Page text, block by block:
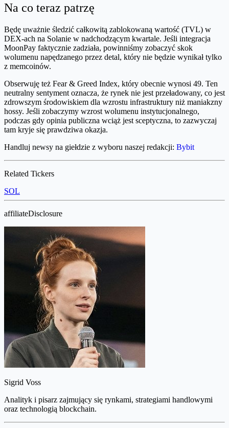
Na co teraz patrzę
Będę uważnie śledzić całkowitą zablokowaną wartość (TVL) w
DEX-ach na Solanie w nadchodzącym kwartale. Jeśli integracja
MoonPay faktycznie zadziała, powinniśmy zobaczyć skok
wolumenu napędzanego przez detal, który nie będzie wynikał tylko
z memcoinów.
Obserwuję też Fear & Greed Index, który obecnie wynosi 49. Ten
neutralny sentyment oznacza, że rynek nie jest przeładowany, co jest
zdrowszym środowiskiem dla wzrostu infrastruktury niż maniakzny
hossy. Jeśli zobaczymy wzrost wolumenu instytucjonalnego,
podczas gdy opinia publiczna wciąż jest sceptyczna, to zazwyczaj
tam kryje się prawdziwa okazja.
Handluj newsy na giełdzie z wyboru naszej redakcji: Bybit
Related Tickers
SOL
affiliateDisclosure
Sigrid Voss
Analityk i pisarz zajmujący się rynkami, strategiami handlowymi
oraz technologią blockchain.